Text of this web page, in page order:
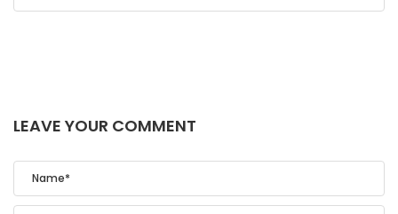
LEAVE YOUR COMMENT